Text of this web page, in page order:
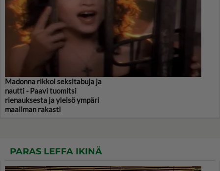
Madonna rikkoi seksitabuja ja
nautti - Paavi tuomitsi
rienauksesta ja yleisö ympäri
maailman rakasti
PARAS LEFFA IKINÄ